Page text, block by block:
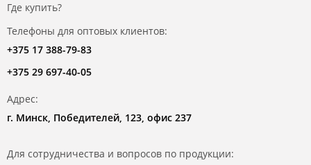
Где купить?
Телефоны для оптовых клиентов:
+375 17 388-79-83
+375 29 697-40-05
Адрес:
г. Минск, Победителей, 123, офис 237
Для сотрудничества и вопросов по продукции: